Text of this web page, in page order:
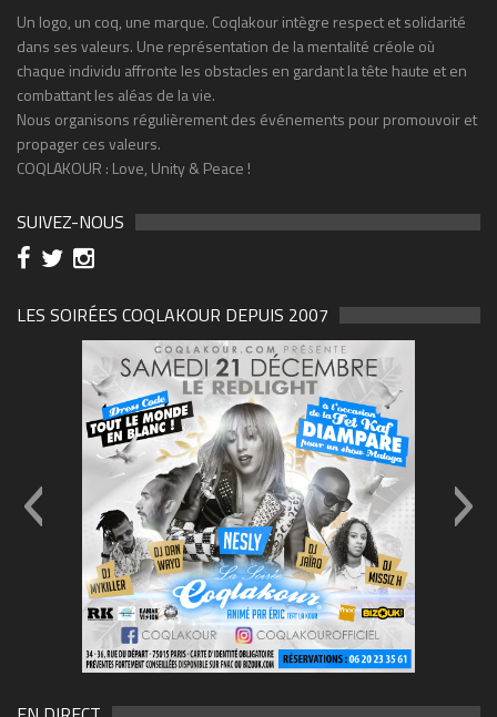
Un logo, un coq, une marque. Coqlakour intègre respect et solidarité
dans ses valeurs. Une représentation de la mentalité créole où
chaque individu affronte les obstacles en gardant la tête haute et en
combattant les aléas de la vie.
Nous organisons régulièrement des événements pour promouvoir et
propager ces valeurs.
COQLAKOUR : Love, Unity & Peace !
SUIVEZ-NOUS
LES SOIRÉES COQLAKOUR DEPUIS 2007
(1)